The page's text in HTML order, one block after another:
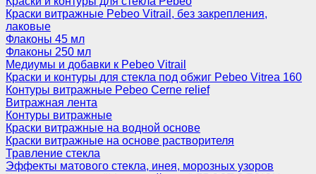
Краски витражные Pebeo Vitrail, без закрепления,
лаковые
Флаконы 45 мл
Флаконы 250 мл
Медиумы и добавки к Pebeo Vitrail
Краски и контуры для стекла под обжиг Pebeo Vitrea 160
Контуры витражные Pebeo Cerne relief
Витражная лента
Контуры витражные
Краски витражные на водной основе
Краски витражные на основе растворителя
Травление стекла
Эффекты матового стекла, инея, морозных узоров